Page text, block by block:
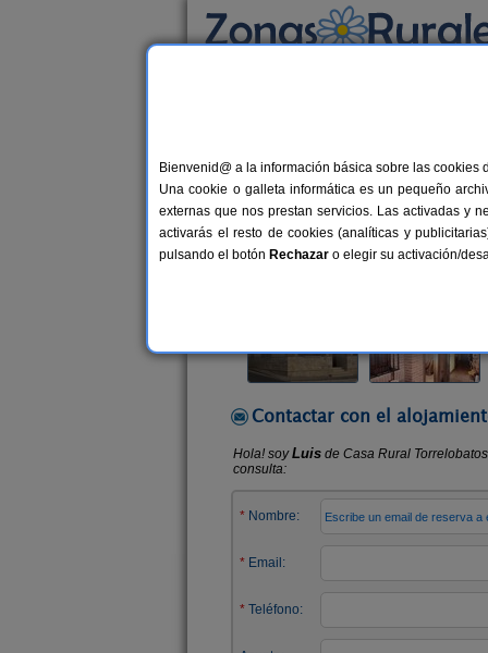
Casa Rural Torrelobatos
Casa Rural en Torrelobatón
Alquiler completo y por
Contactar con el
Bienvenid@ a la información básica sobre las cookies
Una cookie o galleta informática es un pequeño
externas que nos prestan servicios. Las activadas y
activarás el resto de cookies (analíticas y
pulsando el botón Rechazar o elegir su activación/